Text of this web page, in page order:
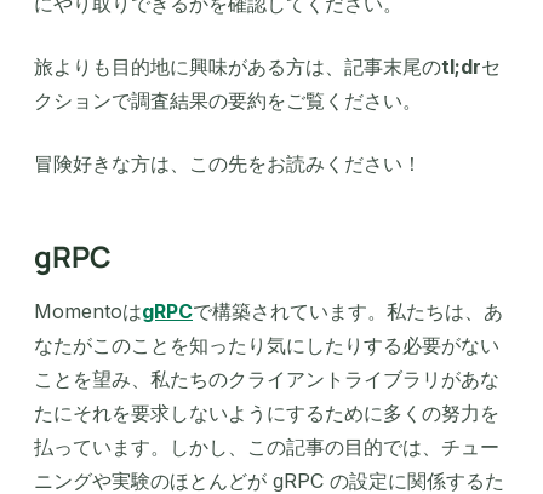
旅よりも目的地に興味がある方は、記事末尾のtl;drセ
クションで調査結果の要約をご覧ください。
冒険好きな方は、この先をお読みください！
gRPC
MomentoはgRPCで構築されています。私たちは、あ
なたがこのことを知ったり気にしたりする必要がない
ことを望み、私たちのクライアントライブラリがあな
たにそれを要求しないようにするために多くの努力を
払っています。しかし、この記事の目的では、チュー
ニングや実験のほとんどが gRPC の設定に関係するた